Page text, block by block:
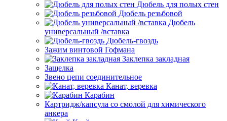
Дюбель для полых стен
Дюбель резьбовой
Дюбель
универсальный /вставка
Дюбель-гвоздь
Зажим винтовой Гофмана
Заклепка закладная
Защелка
Звено цепи соединительное
Канат, веревка
Карабин
Картридж/капсула со смолой для химического
анкера